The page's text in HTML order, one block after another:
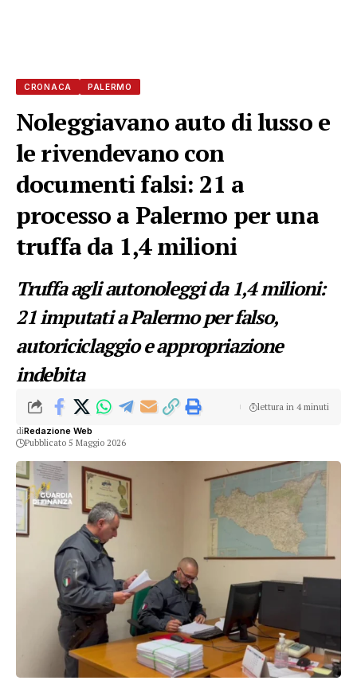
CRONACA PALERMO
Noleggiavano auto di lusso e
le rivendevano con
documenti falsi: 21 a
processo a Palermo per una
truffa da 1,4 milioni
Truffa agli autonoleggi da 1,4 milioni:
21 imputati a Palermo per falso,
autoriciclaggio e appropriazione
indebita
diRedazione Web
Pubblicato 5 Maggio 2026
lettura in 4 minuti